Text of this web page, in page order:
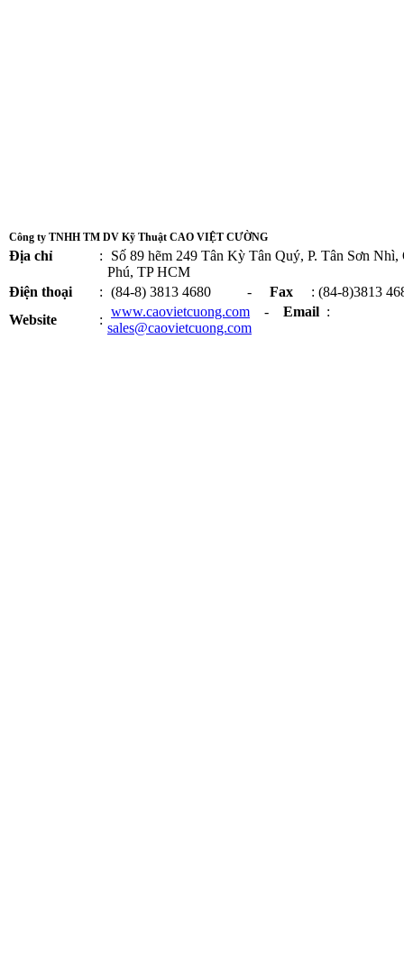
Công ty TNHH TM DV Kỹ Thuật CAO VIỆT CƯỜNG
Địa chỉ :
Số 89 hẽm 249 Tân Kỳ Tân Quý, P. Tân Sơn Nhì,
Phú, TP HCM
Điện thoại
: (84-8) 3813 4680 - Fax
: (84-8)3813
Website
:
www.caovietcuong.com - Email :
sales@caovietcuong.com